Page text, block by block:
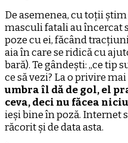
De asemenea, cu toții
masculi fatali au încercat
poze cu ei, făcând
aia în care se ridică cu
bară). Te gândești: „ce tip
ce să vezi? La o privire
umbra îl dă de gol, el
ceva, deci nu făcea
ieși bine în poză. Internet
răcorit și de data asta.